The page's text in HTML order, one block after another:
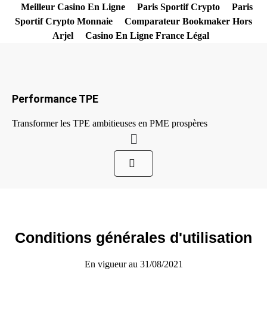
Meilleur Casino En Ligne Paris Sportif Crypto
Paris
Sportif Crypto Monnaie
Comparateur Bookmaker Hors
Arjel
Casino En Ligne France Légal
Performance TPE
Transformer les TPE ambitieuses en PME prospères
Menu
Conditions générales d'utilisation
En vigueur au 31/08/2021